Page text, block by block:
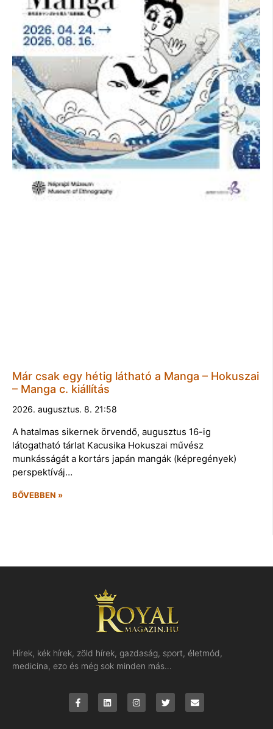
Már csak egy hétig látható a Manga – Hokuszai
– Manga c. kiállítás
2026. augusztus. 8. 21:58
A hatalmas sikernek örvendő, augusztus 16-ig
látogatható tárlat Kacusika Hokuszai művész
munkásságát a kortárs japán mangák (képregények)
perspektíváj…
BŐVEBBEN »
Hírek, kék hírek, zöld hírek, gazdaság, sport, életmód,
medicina, ezo és még sok minden más…